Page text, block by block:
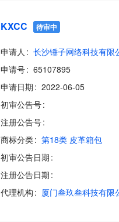
KXCC 待审中
申请人
长沙锤子网络科技有限
申请号
65107895
申请日期
2022-06-05
初审公告号
注册公告号
商标分类
第18类 皮革箱包
初审公告日期
注册公告日期
代理机构
厦门叁玖叁科技有限